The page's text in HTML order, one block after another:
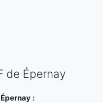
de Épernay
: